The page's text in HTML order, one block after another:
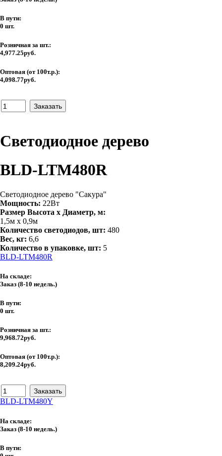
В пути:
0 шт.
Розничная за шт.:
4,977.25руб.
Оптовая (от 100т.р.):
4,098.77руб.
Светодиодное дерево
BLD-LTM480R
Светодиодное дерево "Сакура"
Мощность: 22Вт
Размер Высота х Диаметр, м:
1,5м х 0,9м
Количество светодиодов, шт: 480
Вес, кг: 6,6
Количество в упаковке, шт: 5
BLD-LTM480R
На складе:
Заказ (8-10 недель.)
В пути:
0 шт.
Розничная за шт.:
9,968.72руб.
Оптовая (от 100т.р.):
8,209.24руб.
BLD-LTM480Y
На складе:
Заказ (8-10 недель.)
В пути: